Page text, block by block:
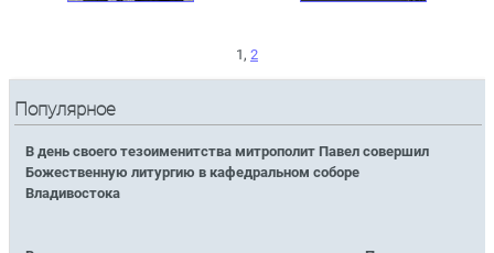
1, 2
Популярное
В день своего тезоименитства митрополит Павел совершил
Божественную литургию в кафедральном соборе
Владивостока